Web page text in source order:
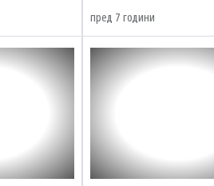
пред 7 години